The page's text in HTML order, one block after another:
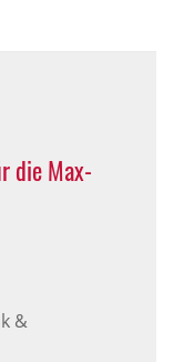
die Max-
&